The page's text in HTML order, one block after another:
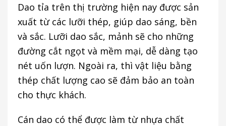
Dao tỉa trên thị trường hiện nay được sản
xuất từ các lưỡi thép, giúp dao sáng, bền
và sắc. Lưỡi dao sắc, mảnh sẽ cho những
đường cắt ngọt và mềm mại, dễ dàng tạo
nét uốn lượn. Ngoài ra, thì vật liệu bằng
thép chất lượng cao sẽ đảm bảo an toàn
cho thực khách.
Cán dao có thể được làm từ nhựa chất